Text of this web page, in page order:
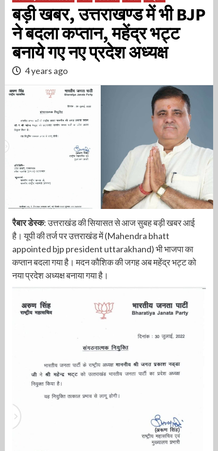
बड़ी खबर, उत्तराखण्ड में भी BJP
ने बदला कप्तान, महेंद्र भट्ट
बनाये गए नए प्रदेश अध्यक्ष
4 years ago
रैबार डेस्क: उत्तराखंड की सियासत से आज सुबह बड़ी खबर आई
है। यूपी की तर्ज पर उत्तराखंड में (Mahendra bhatt
appointed bjp president uttarakhand) भी भाजपा का
कप्तान बदला गया है। मदन कौशिक की जगह अब महेंद्र भट्ट को
नया प्रदेश अध्यक्ष बनाया गया है।